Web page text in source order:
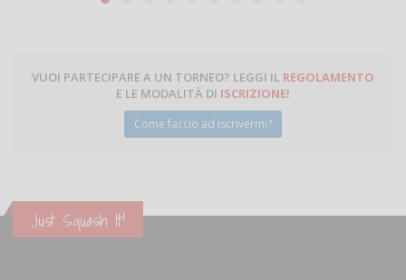
VUOI PARTECIPARE A UN TORNEO? LEGGI IL REGOLAMENTO
E LE MODALITÀ DI ISCRIZIONE!
Come faccio ad iscrivermi?
Just Squash It!